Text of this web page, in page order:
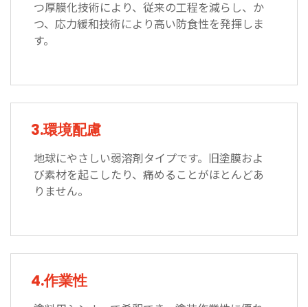
つ厚膜化技術により、従来の工程を減らし、か
つ、応力緩和技術により高い防食性を発揮しま
す。
3.環境配慮
地球にやさしい弱溶剤タイプです。旧塗膜およ
び素材を起こしたり、痛めることがほとんどあ
りません。
4.作業性